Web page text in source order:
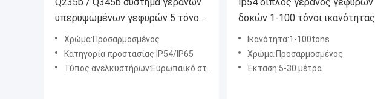
υπερυψωμένων γεφυρών 5 τόνου
με τον έλεγχο κουμπιών
καλωδίων
Χρώμα:Προσαρμοσμένος
Κατηγορία προστασίας:IP54/IP65
Τύπος ανελκυστήρων:Ευρωπαϊκό στυλ. Έλεγχος μετατροπής συχνότητας
δοκών 1-100 τόνοι ικανότητας
Ικανότητα:1-100tons
Χρώμα:Προσαρμοσμένος
Έκταση:5-30 μέτρα